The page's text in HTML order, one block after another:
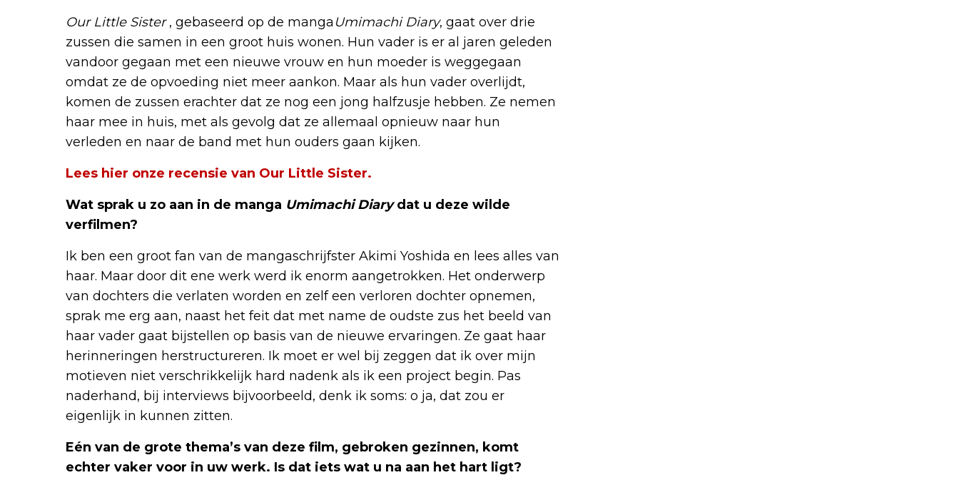
Our Little Sister, gebaseerd op de manga Umimachi Diary, gaat over drie
zussen die samen in een groot huis wonen. Hun vader is er al jaren geleden
vandoor gegaan met een nieuwe vrouw en hun moeder is weggegaan
omdat ze de opvoeding niet meer aankon. Maar als hun vader overlijdt,
komen de zussen erachter dat ze nog een jong halfzusje hebben. Ze nemen
haar mee in huis, met als gevolg dat ze allemaal opnieuw naar hun
verleden en naar de band met hun ouders gaan kijken.
Lees hier onze recensie van Our Little Sister.
Wat sprak u zo aan in de manga Umimachi Diarydat u deze wilde
verfilmen?
Ik ben een groot fan van de mangaschrijfster Akimi Yoshida en lees alles van
haar. Maar door dit ene werk werd ik enorm aangetrokken. Het onderwerp
van dochters die verlaten worden en zelf een verloren dochter opnemen,
sprak me erg aan, naast het feit dat met name de oudste zus het beeld van
haar vader gaat bijstellen op basis van de nieuwe ervaringen. Ze gaat haar
herinneringen herstructureren. Ik moet er wel bij zeggen dat ik over mijn
motieven niet verschrikkelijk hard nadenk als ik een project begin. Pas
naderhand, bij interviews bijvoorbeeld, denk ik soms: o ja, dat zou er
eigenlijk in kunnen zitten.
Eén van de grote thema’s van deze film, gebroken gezinnen, komt
echter vaker voor in uw werk. Is dat iets wat u na aan het hart ligt?